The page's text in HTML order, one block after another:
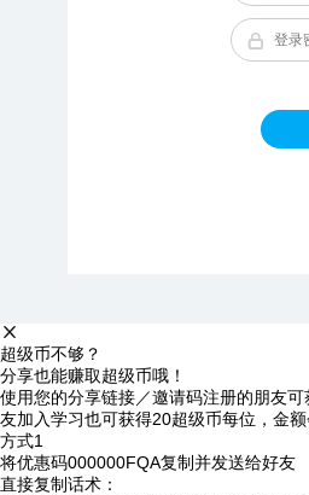
超级币不够？
分享也能赚取超级币哦！
使用您的分享链接／邀请码注册的朋友
友加入学习也可获得20超级币每位，金
方式1
将优惠码000000FQA复制并发送给好友
直接复制话术：